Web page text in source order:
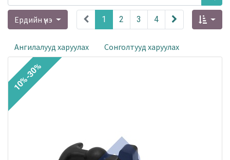
Ердийн үнэ 1 2 3 4
Ангилалууд харуулах Сонголтууд харуулах
10%-30%